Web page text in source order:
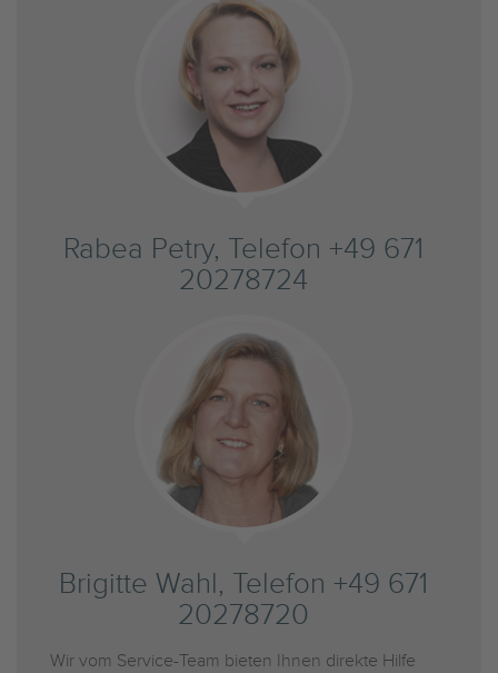
Rabea Petry, Telefon +49 671
20278724
Brigitte Wahl, Telefon +49 671
20278720
Wir vom Service-Team bieten Ihnen direkte Hilfe